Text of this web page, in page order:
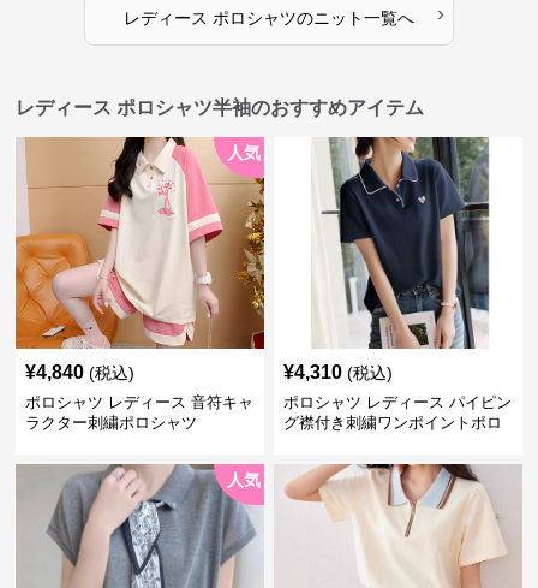
レディース ポロシャツのニット一覧へ ›
レディース ポロシャツ半袖のおすすめアイテム
人気
¥4,840 (税込)
ポロシャツ レディース 音符キャ
ラクター刺繍ポロシャツ
¥4,310 (税込)
ポロシャツ レディース パイピン
グ襟付き刺繍ワンポイントポロ
人気